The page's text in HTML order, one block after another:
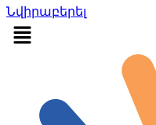
Նվիրաբերել